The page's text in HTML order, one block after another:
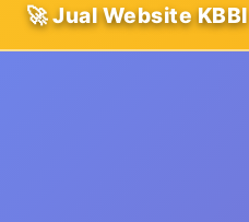
🚀 Jual Website KBBI